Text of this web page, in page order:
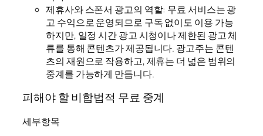
제휴사와 스폰서 광고의 역할: 무료 서비스는 광
고 수익으로 운영되므로 구독 없이도 이용 가능
하지만, 일정 시간 광고 시청이나 제한된 광고 체
류를 통해 콘텐츠가 제공됩니다. 광고주는 콘텐
츠의 재원으로 작용하고, 제휴는 더 넓은 범위의
중계를 가능하게 만듭니다.
피해야 할 비합법적 무료 중계
세부항목